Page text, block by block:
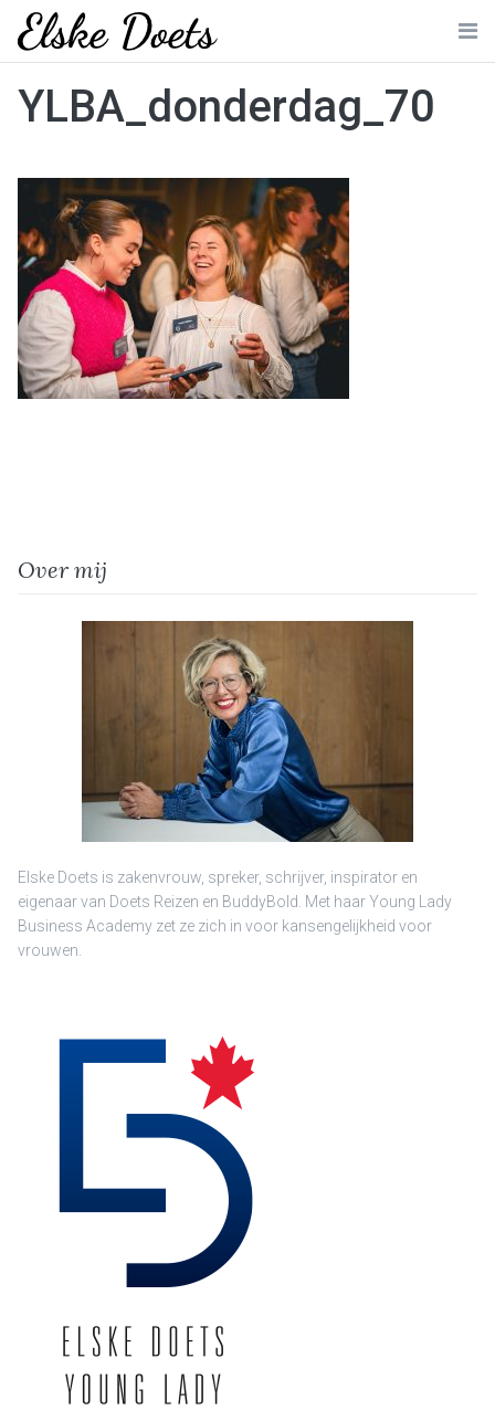
Skip
content
YLBA_donderdag_70
Over mij
Elske Doets is zakenvrouw, spreker, schrijver, inspirator en
eigenaar van Doets Reizen en BuddyBold. Met haar Young Lady
Business Academy zet ze zich in voor kansengelijkheid voor
vrouwen.